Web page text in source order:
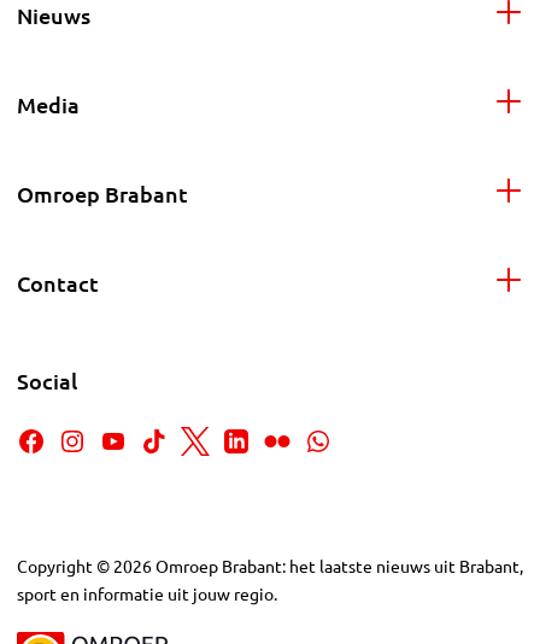
Nieuws
Media
Omroep Brabant
Contact
Social
Copyright © 2026Omroep Brabant: het laatste nieuws uit Brabant,
sport en informatie uit jouw regio.